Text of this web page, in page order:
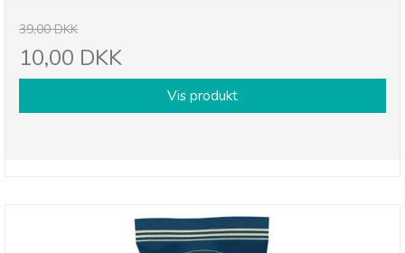
39,00 DKK
10,00 DKK
Vis produkt